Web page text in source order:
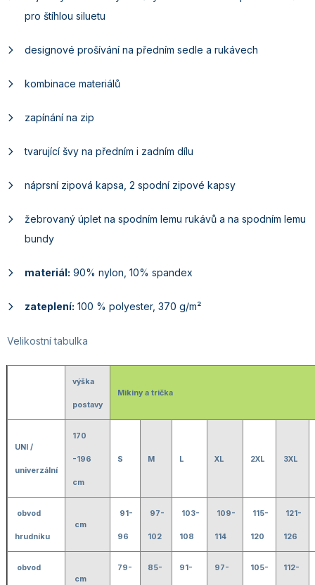
pro štíhlou siluetu
designové prošívání na předním sedle a rukávech
kombinace materiálů
zapínání na zip
tvarující švy na předním i zadním dílu
náprsní zipová kapsa, 2 spodní zipové kapsy
žebrovaný úplet na spodním lemu rukávů a na spodním lemu
bundy
materiál: 90% nylon, 10% spandex
zateplení: 100 % polyester, 370 g/m²
Velikostní tabulka
výška
postavy
Mikiny a trička
UNI /
univerzální
170
-196
cm
S M L XL 2XL 3XL
obvod
hrudníku
cm
91-
96
97-
102
103-
108
109-
114
115-
120
121-
126
obvod
cm
79- 85- 91- 97- 105- 112-